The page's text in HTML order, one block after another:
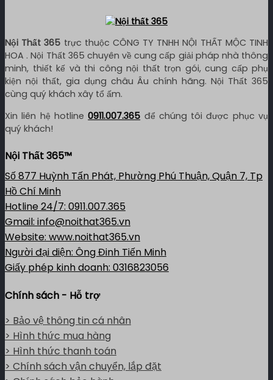
Nội Thất 365 trực thuộc CÔNG TY TNHH NỘI THẤT MỘC TINH
HOA . Nội Thất 365 chuyên về cung cấp giải pháp nhà thông
minh, thiết kế và thi công nội thất trọn gói, cung cấp phụ
kiện nội thất, gia dụng châu Âu chính hãng. Nội Thất 365
cùng quý khách xây tổ ấm.
Xin liên hệ hotline0911.007.365 để chúng tôi được phục vụ
quý khách!
Nội Thất 365™
Số 877 Huỳnh Tấn Phát, Phường Phú Thuận, Quận 7, Tp
Hồ Chí Minh
Hotline 24/7: 0911.007.365
Gmail: info@noithat365.vn
Website: www.noithat365.vn
Người đại diện: Ông Đinh Tiến Minh
Giấy phép kinh doanh: 0316823056
Chính sách - Hỗ trợ
> Bảo vệ thông tin cá nhân
> Hình thức mua hàng
> Hình thức thanh toán
> Chính sách vận chuyển, lắp đặt